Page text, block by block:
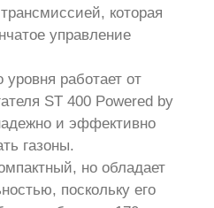
которая
управление
работает от
ST 400 Powered by
и эффективно
газоны.
но обладает
поскольку его